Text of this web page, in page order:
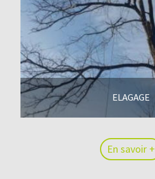
ELAGAGE
En savoir +